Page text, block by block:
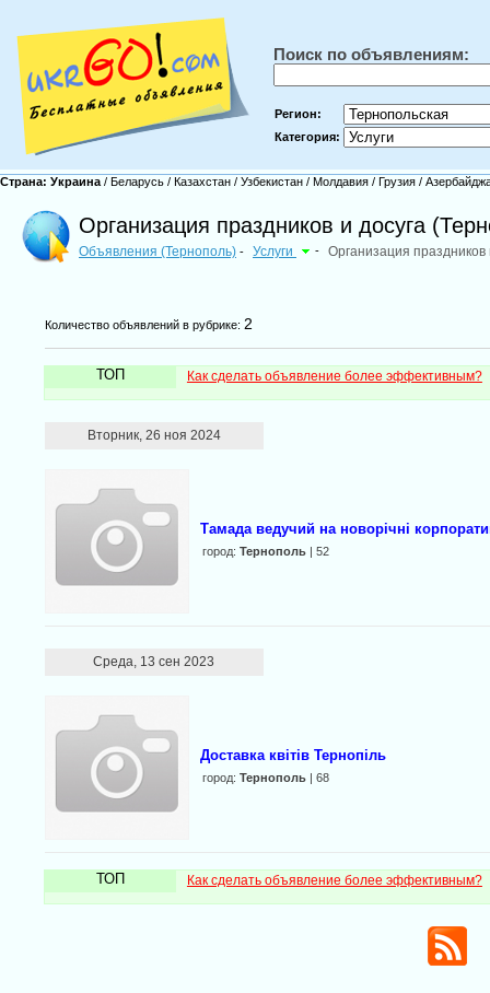
Поиск по объявлениям:
Регион:
Категория:
Страна: Украина / Беларусь / Казахстан / Узбекистан / Молдавия / Грузия /
Организация праздников и досуга
Объявления (Тернополь) - Услуги - Организация праздников
Количество объявлений в рубрике: 2
ТОП Как сделать объявление более эффективным?
Вторник, 26 ноя 2024
Тамада ведучий на новорічні
город: Тернополь| 52
Среда, 13 сен 2023
Доставка квітів Тернопіль
город: Тернополь| 68
ТОП Как сделать объявление более эффективным?